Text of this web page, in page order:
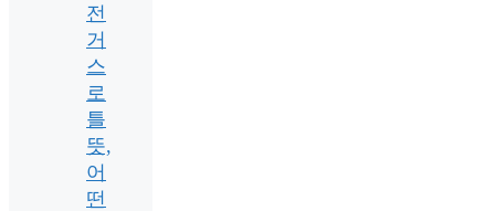
전
거
스
로
틀
뜻,
어
떤